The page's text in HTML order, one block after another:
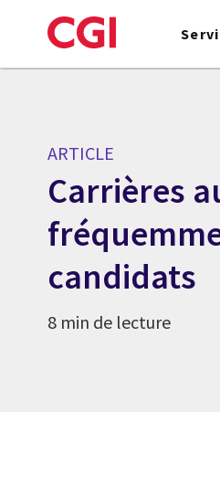
to
ARTICLE
Carrières
candidats
8 min de lecture